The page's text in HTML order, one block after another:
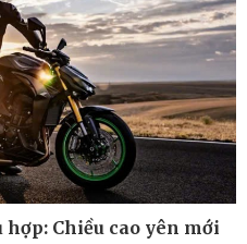
Pickleball
Bóng đá quốc tế
Bóng đá Việt Nam
Thế giới thể thao
Lịch thi đấu bóng đá
eSports
Hậu trường
Chiều cao yên mới